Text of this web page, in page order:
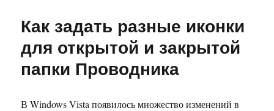
Как задать разные иконки
для открытой и закрытой
папки Проводника
В Windows Vista появилось множество изменений в